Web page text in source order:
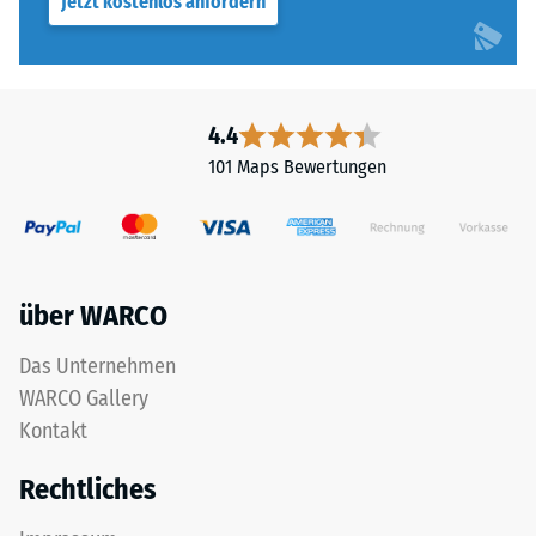
4.4
101 Maps Bewertungen
über WARCO
Das Unternehmen
WARCO Gallery
Kontakt
Rechtliches